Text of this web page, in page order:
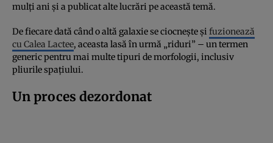
mulți ani și a publicat alte lucrări pe această temă.
De fiecare dată când o altă galaxie se ciocnește și fuzionează
cu Calea Lactee, aceasta lasă în urmă „riduri” – un termen
generic pentru mai multe tipuri de morfologii, inclusiv
pliurile spațiului.
Un proces dezordonat